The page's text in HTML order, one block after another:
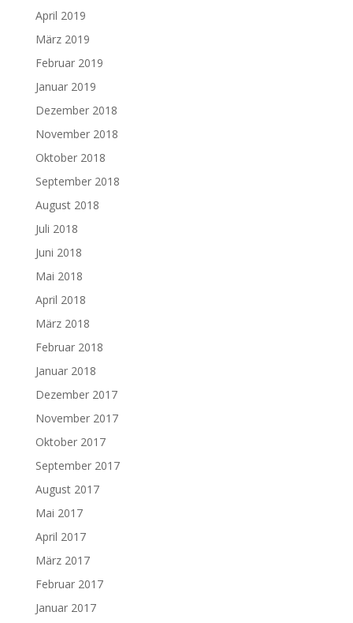
April 2019
März 2019
Februar 2019
Januar 2019
Dezember 2018
November 2018
Oktober 2018
September 2018
August 2018
Juli 2018
Juni 2018
Mai 2018
April 2018
März 2018
Februar 2018
Januar 2018
Dezember 2017
November 2017
Oktober 2017
September 2017
August 2017
Mai 2017
April 2017
März 2017
Februar 2017
Januar 2017